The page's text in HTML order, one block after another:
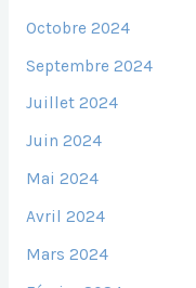
Octobre 2024
Septembre 2024
Juillet 2024
Juin 2024
Mai 2024
Avril 2024
Mars 2024